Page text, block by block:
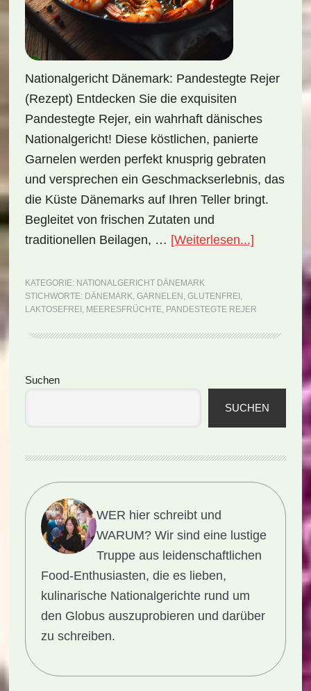
Nationalgericht Dänemark: Pandestegte Rejer
(Rezept) Entdecken Sie die exquisiten
Pandestegte Rejer, ein wahrhaft dänisches
Nationalgericht! Diese köstlichen, panierte
Garnelen werden perfekt knusprig gebraten
und versprechen ein Geschmackserlebnis, das
die Küste Dänemarks auf Ihren Teller bringt.
Begleitet von frischen Zutaten und
traditionellen Beilagen, … [Weiterlesen...]
KATEGORIE: NATIONALGERICHT DÄNEMARK
STICHWORTE: DÄNEMARK, GARNELEN , GLUTENFREI ,
LAKTOSEFREI , MEERESFRÜCHTE, PANDESTEGTE REJER
Seitenspalte
Suchen
SUCHEN
WER hier schreibt und
WARUM? Wir sind eine lustige
Truppe aus leidenschaftlichen
Food-Enthusiasten, die es lieben,
kulinarische Nationalgerichte rund um
den Globus auszuprobieren und darüber
zu schreiben.